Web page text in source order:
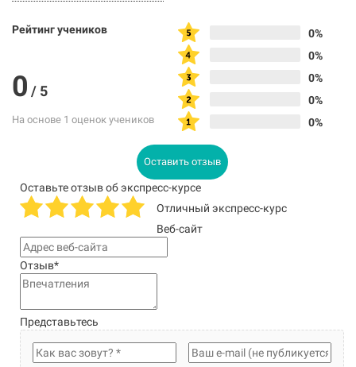
Рейтинг учеников
0 / 5
На основе 1 оценок учеников
0%
0%
0%
0%
0%
Оставить отзыв
Оставьте отзыв об экспресс-курсе
Отличный экспресс-курс
Веб-сайт
Отзыв*
Представьтесь